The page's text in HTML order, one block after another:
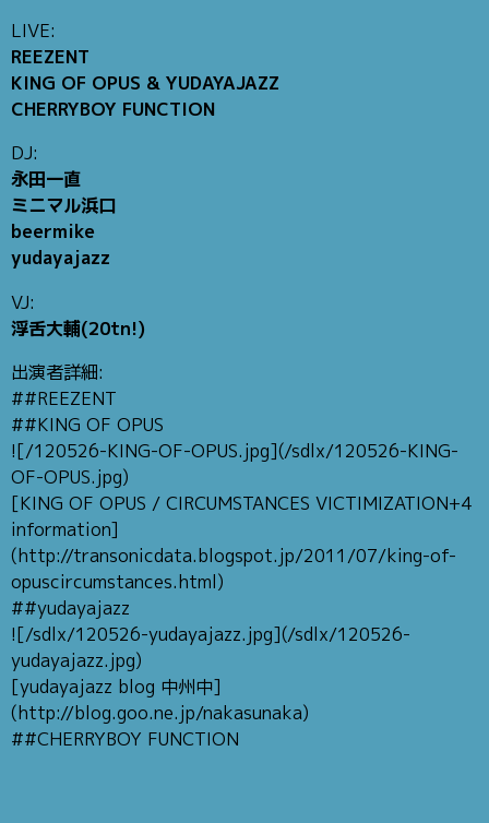
LIVE:
REEZENT
KING OF OPUS & YUDAYAJAZZ
CHERRYBOY FUNCTION
DJ:
永田一直
ミニマル浜口
beermike
yudayajazz
VJ:
浮舌大輔(20tn!)
出演者詳細:
##REEZENT
##KING OF OPUS
![/120526-KING-OF-OPUS.jpg](/sdlx/120526-KING-
OF-OPUS.jpg)
[KING OF OPUS / CIRCUMSTANCES VICTIMIZATION+4
information]
(http://transonicdata.blogspot.jp/2011/07/king-of-
opuscircumstances.html)
##yudayajazz
![/sdlx/120526-yudayajazz.jpg](/sdlx/120526-
yudayajazz.jpg)
[yudayajazz blog 中州中]
(http://blog.goo.ne.jp/nakasunaka)
##CHERRYBOY FUNCTION